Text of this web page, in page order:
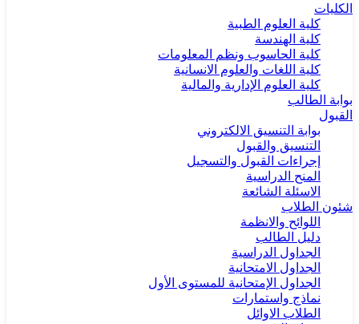
الكليات
كلية العلوم الطبية
كلية الهندسة
كلية الحاسوب ونظم المعلومات
كلية اللغات والعلوم الانسانية
كلية العلوم الإدارية والمالية
بوابة الطالب
القبول
بوابة التنسيق الالكتروني
التنسيق والقبول
إجراءات القبول والتسجيل
المنح الدراسية
الاسئلة الشائعة
شئون الطلاب
اللوائح والانظمة
دليل الطالب
الجداول الدراسية
الجداول الامتحانية
الجداول الإمتحانية للمستوى الأول
نماذج واستمارات
الطلاب الاوائل